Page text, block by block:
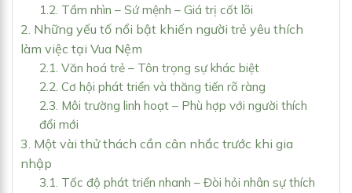
1.2. Tầm nhìn – Sứ mệnh – Giá trị cốt lõi
2. Những yếu tố nổi bật khiến người trẻ yêu thích
làm việc tại Vua Nệm
2.1. Văn hoá trẻ – Tôn trọng sự khác biệt
2.2. Cơ hội phát triển và thăng tiến rõ ràng
2.3. Môi trường linh hoạt – Phù hợp với người thích
đổi mới
3. Một vài thử thách cần cân nhắc trước khi gia
nhập
3.1. Tốc độ phát triển nhanh – Đòi hỏi nhân sự thích